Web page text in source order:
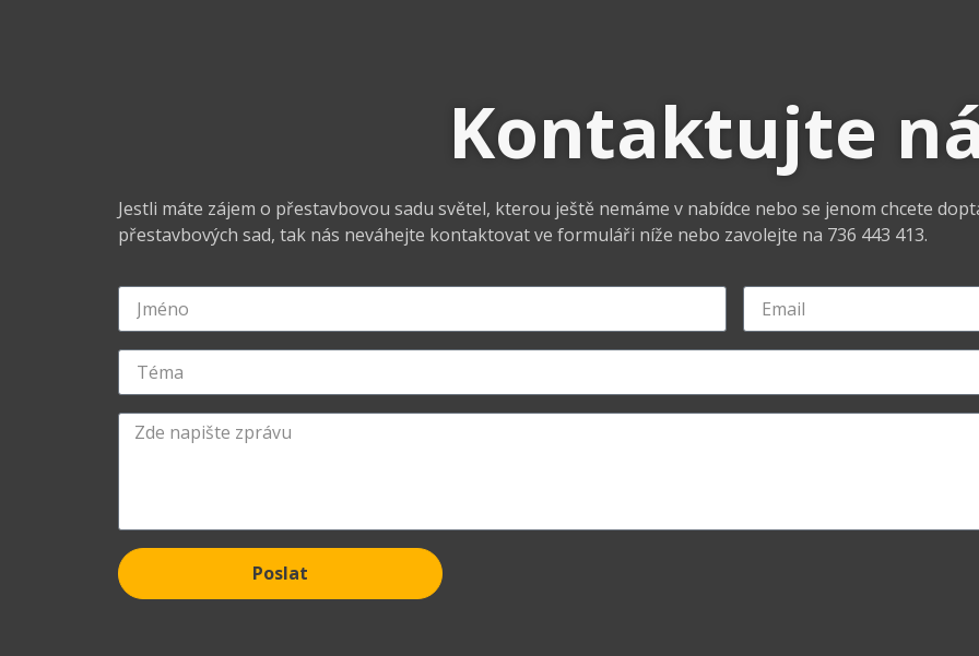
Kontaktujte
Jestli máte zájem o přestavbovou sadu světel, kterou ještě nemáme v nabídce nebo se jenom chcete
přestavbových sad, tak nás neváhejte kontaktovat ve formuláři níže nebo zavolejte na 736 443 413.
Poslat